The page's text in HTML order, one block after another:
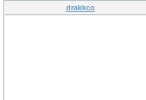
drakkco